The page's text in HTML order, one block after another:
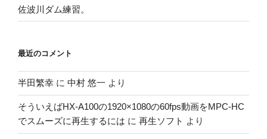
佐波川ダム練習。
最近のコメント
半田繁幸 に 中村 悠一 より
そういえばHX-A100の1920×1080の60fps動画をMPC-HC
でスムーズに再生するには に 再生ソフト より